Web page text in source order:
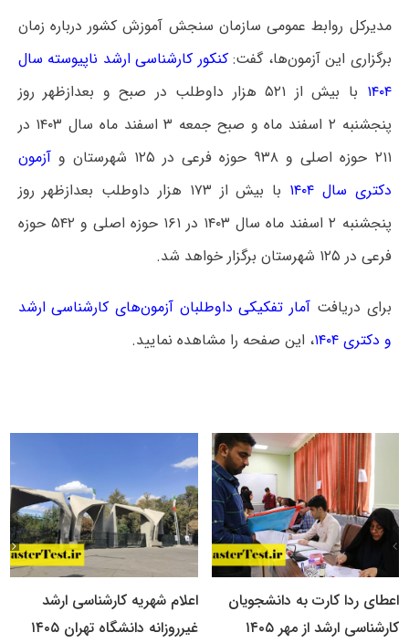
مدیرکل روابط عمومی سازمان سنجش آموزش کشور درباره زمان
برگزاری این آزمون‌ها، گفت:کنکور کارشناسی‌ ارشد ناپیوسته سال
۱۴۰۴
با بیش از ۵۲۱ هزار داوطلب در صبح و بعدازظهر روز
پنجشنبه ۲ اسفند ماه و صبح جمعه ۳ اسفند ماه سال ۱۴۰۳ در
۲۱۱ حوزه اصلی و ۹۳۸ حوزه فرعی در ۱۲۵ شهرستان و
آزمون
دکتری سال ۱۴۰۴
با بیش از ۱۷۳ هزار داوطلب بعدازظهر روز
پنجشنبه ۲ اسفند ماه سال ۱۴۰۳ در ۱۶۱ حوزه اصلی و ۵۴۲ حوزه
فرعی در ۱۲۵ شهرستان برگزار خواهد شد.
برای دریافت آمار تفکیکی داوطلبان آزمون‌های کارشناسی ارشد
و دکتری ۱۴۰۴
، این صفحه را مشاهده نمایید.
اعطای ردا کارت به دانشجویان
کارشناسی ارشد از مهر ۱۴۰۵
اعلام شهریه کارشناسی ارشد
غیرروزانه دانشگاه تهران ۱۴۰۵